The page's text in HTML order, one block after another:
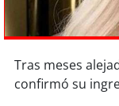
soyarica
soycalama
Tras meses
confirmó su